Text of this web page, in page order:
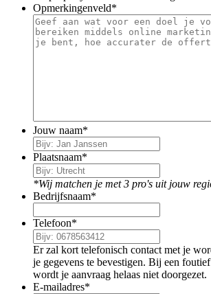
Opmerkingenveld*
Jouw naam*
Plaatsnaam*
*Wij matchen je met 3 pro's uit jouw
Bedrijfsnaam*
Telefoon*
Er zal kort telefonisch contact met je
je gegevens te bevestigen. Bij een
wordt je aanvraag helaas niet doorgezet.
E-mailadres*